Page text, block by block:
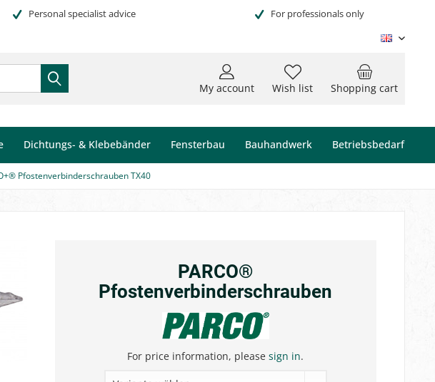
Personal specialist advice For professionals only
Shopping cart
Wish list
My account
Dichtungs- & Klebebänder Fensterbau Bauhandwerk Betriebsbedarf
Pfostenverbinderschrauben TX40
PARCO®
Pfostenverbinderschrauben
For price information, pleasesign in.